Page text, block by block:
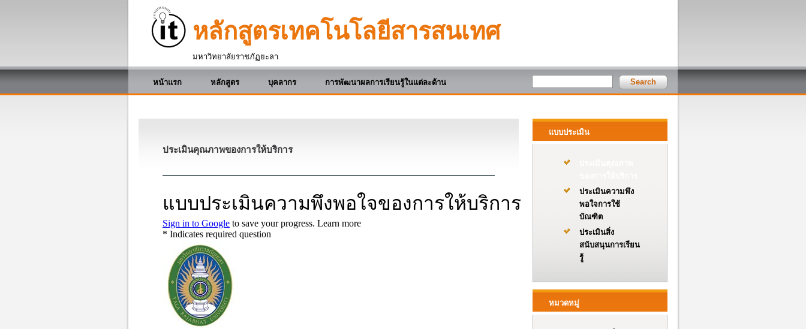
หลักสูตรเทคโนโลยีสารสนเทศ
มหาวิทยาลัยราชภัฏยะลา
หน้าแรก หลักสูตร บุคลากร การพัฒนาผลการเรียนรู้ในแต่ละด้าน
ประเมินคุณภาพของการให้บริการ
แบบประเมิน
ประเมินความพึง
พอใจการใช้
บัณฑิต
ประเมินสิ่ง
สนับสนุนการเรียน
รู้
หมวดหมู่